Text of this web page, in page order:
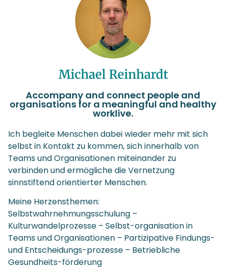
Michael Reinhardt
Accompany and connect people and
organisations for a meaningful and healthy
worklive.
Ich begleite Menschen dabei wieder mehr mit sich
selbst in Kontakt zu kommen, sich innerhalb von
Teams und Organisationen miteinander zu
verbinden und ermögliche die Vernetzung
sinnstiftend orientierter Menschen.
Meine Herzensthemen:
Selbstwahrnehmungsschulung –
Kulturwandelprozesse – Selbst-organisation in
Teams und Organisationen – Partizipative Findungs-
und Entscheidungs-prozesse – Betriebliche
Gesundheits-förderung